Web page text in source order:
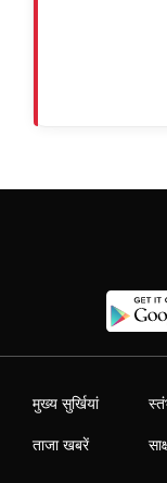
मुख्य सुर्खियां
ताजा खबरें